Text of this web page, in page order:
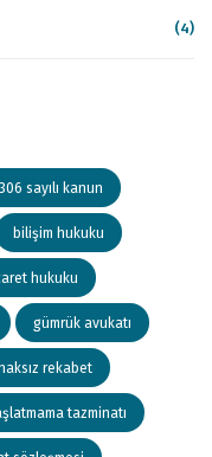
(4)
sayılı kanun
bilişim hukuku
hukuku
gümrük avukatı
haksız rekabet
tazminatı